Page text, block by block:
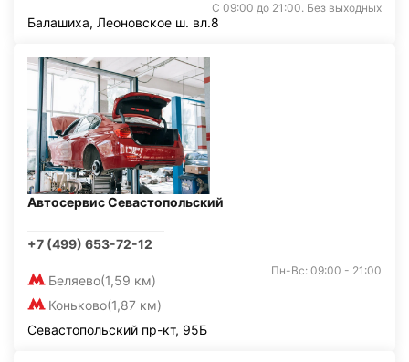
С 09:00 до 21:00. Без выходных
Балашиха, Леоновское ш. вл.8
Автосервис Севастопольский
+7 (499) 653-72-12
Беляево(1,59 км)
Коньково(1,87 км)
Пн-Вс: 09:00 - 21:00
Севастопольский пр-кт, 95Б